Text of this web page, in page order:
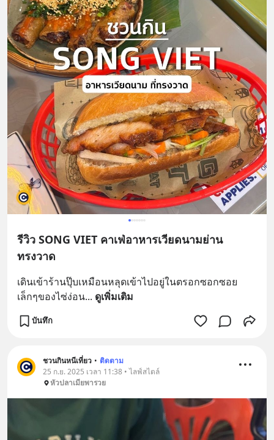
รีวิว SONG VIET คาเฟ่อาหารเวียดนามย่าน
ทรงวาด
เดินเข้าร้านปุ๊บเหมือนหลุดเข้าไปอยู่ในตรอกซอกซอย
เล็กๆของไซ่ง่อน... ดูเพิ่มเติม
บันทึก
ชวนกินหนีเที่ยว • ติดตาม
25 ก.ย. 2025 เวลา 11:38 • ไลฟ์สไตล์
หัวปลาเมียพารวย